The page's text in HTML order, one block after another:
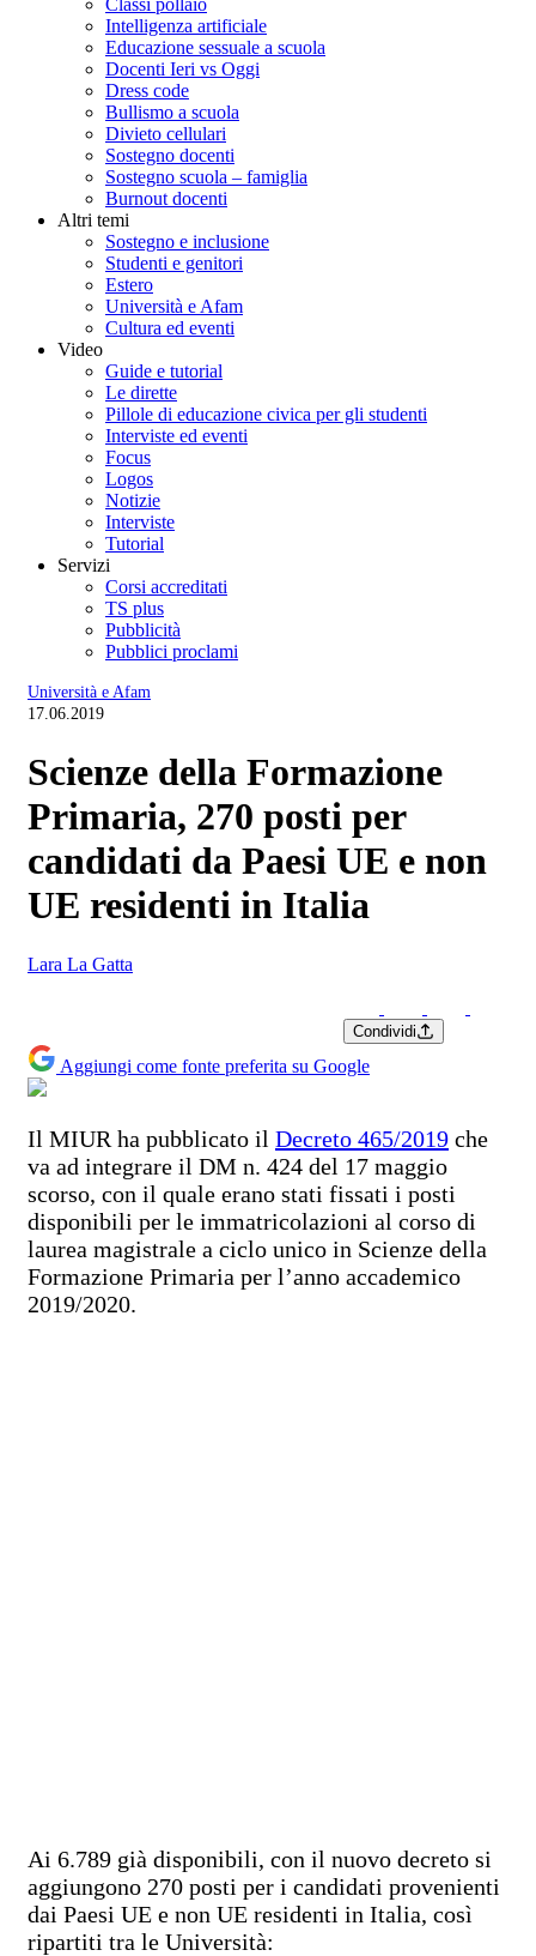
Classi pollaio
Intelligenza artificiale
Educazione sessuale a scuola
Docenti Ieri vs Oggi
Dress code
Bullismo a scuola
Divieto cellulari
Sostegno docenti
Sostegno scuola – famiglia
Burnout docenti
Altri temi
Sostegno e inclusione
Studenti e genitori
Estero
Università e Afam
Cultura ed eventi
Video
Guide e tutorial
Le dirette
Pillole di educazione civica per gli studenti
Interviste ed eventi
Focus
Logos
Notizie
Interviste
Tutorial
Servizi
Corsi accreditati
TS plus
Pubblicità
Pubblici proclami
Università e Afam
17.06.2019
Scienze della Formazione
Primaria, 270 posti per
candidati da Paesi UE e non
UE residenti in Italia
Lara La Gatta
Condividi
Aggiungi come fonte preferita su Google
Il MIUR ha pubblicato il Decreto 465/2019 che
va ad integrare il DM n. 424 del 17 maggio
scorso, con il quale erano stati fissati i posti
disponibili per le immatricolazioni al corso di
laurea magistrale a ciclo unico in Scienze della
Formazione Primaria per l’anno accademico
2019/2020.
Ai 6.789 già disponibili, con il nuovo decreto si
aggiungono 270 posti per i candidati provenienti
dai Paesi UE e non UE residenti in Italia, così
ripartiti tra le Università: